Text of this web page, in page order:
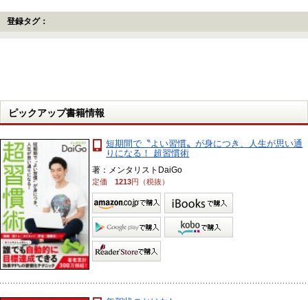
登録タグ：
ピックアップ書籍情報
短期間で〝よい習慣〟が身につき、人生が思い通
りになる！ 超習慣術
著：メンタリストDaiGo
定価1213円（税抜）